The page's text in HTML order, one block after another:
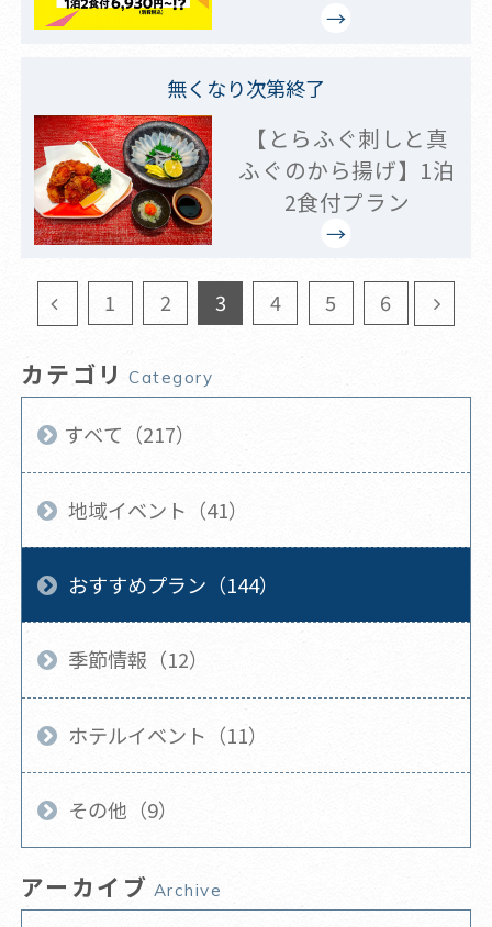
無くなり次第終了
【とらふぐ刺しと真
ふぐのから揚げ】1泊
2食付プラン
1 2 3 4 5 6
カテゴリ Category
すべて（217）
地域イベント（41）
おすすめプラン（144）
季節情報（12）
ホテルイベント（11）
その他（9）
アーカイブ Archive